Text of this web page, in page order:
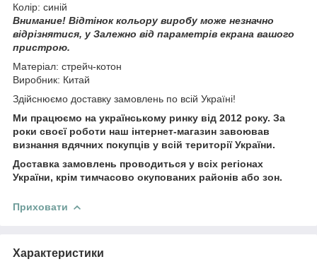
Колір: синій
Внимание! Відтінок кольору виробу може незначно
відрізнятися, у Залежно від параметрів екрана вашого
пристрою.
Матеріал: стрейч-котон
Виробник: Китай
Здійснюємо доставку замовлень по всій Україні!
Ми працюємо на українському ринку від 2012 року. За
роки своєї роботи наш інтернет-магазин завоював
визнання вдячних покупців у всій території України.
Доставка замовлень проводиться у всіх регіонах
України, крім тимчасово окупованих районів або зон.
Приховати
Характеристики